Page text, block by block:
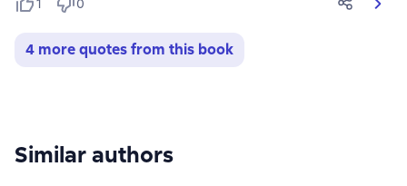
1 0
4 more quotes from this book
Similar authors